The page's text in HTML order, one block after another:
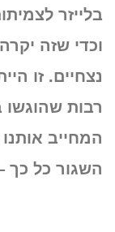
בלייזר
וכדי שזה
נצחיים. זו
רבות שהוגשו
המחייב
השגור כל